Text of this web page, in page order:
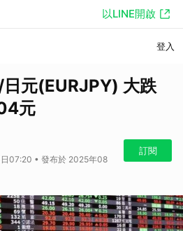
以LINE開啟
登入
元(EURJPY) 大跌
元
07:20 • 發布於 2025年08
訂閱